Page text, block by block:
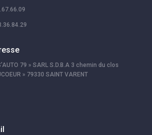
79 » SARL S.D.B.A 3 chemin du clos
» 79330 SAINT VARENT